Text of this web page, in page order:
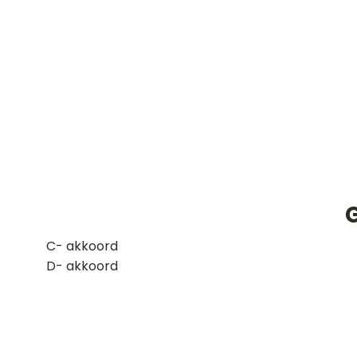
​C- akkoord
D- akkoord